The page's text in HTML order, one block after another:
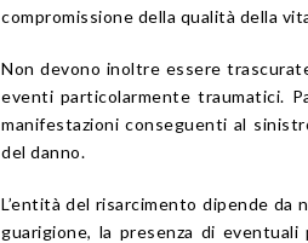
compromissione della qualità della
Non devono inoltre essere
eventi particolarmente traumatici.
manifestazioni conseguenti al
del danno.
L’entità del risarcimento dipende
guarigione, la presenza di